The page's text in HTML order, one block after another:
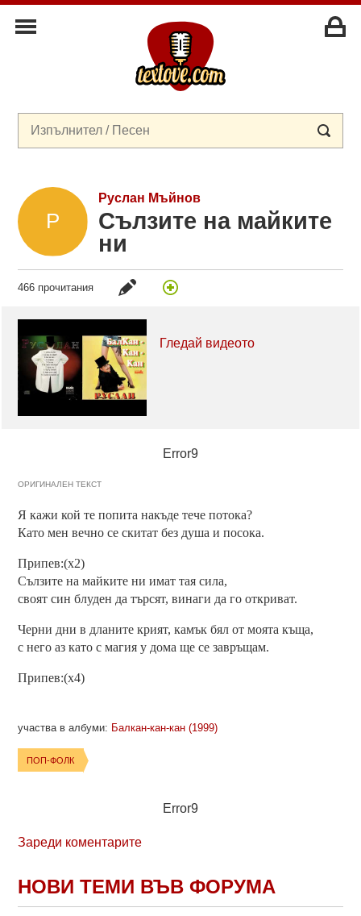
Руслан Мъйнов
Сълзите на майките
ни
466 прочитания
Гледай видеото
Error9
ОРИГИНАЛЕН ТЕКСТ
Я кажи кой те попита накъде тече потока?
Като мен вечно се скитат без душа и посока.
Припев:(x2)
Сълзите на майките ни имат тая сила,
своят син блуден да търсят, винаги да го откриват.
Черни дни в дланите крият, камък бял от моята къща,
с него аз като с магия у дома ще се завръщам.
Припев:(x4)
участва в албуми: Балкан-кан-кан (1999)
ПОП-ФОЛК
Error9
Зареди коментарите
НОВИ ТЕМИ ВЪВ ФОРУМА